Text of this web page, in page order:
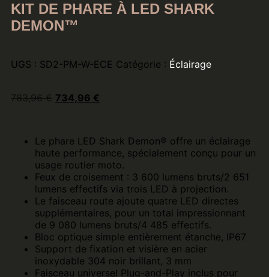
KIT DE PHARE À LED SHARK
DEMON™
UGS : SD2-PM-W-ECE Catégorie : Éclairage
783,96€ 734,96 €
Le phare LED Shark Demon® offre un éclairage
haute performance, spécialement conçu pour un
usage routier moto.
Feux de croisement : 3 600 lumens bruts/2 651
lumens effectifs via trois LED à projection.
Le faisceau route ajoute quatre LED directes
supplémentaires, pour un total impressionnant
de 9 080 lumens bruts/4 485 effectifs.
Bloc optique simple entièrement étanche, IP67
Support de fixation et visière en acier
inoxydable 304 noir brillant, 3 mm
Faisceau universel Plug-and-Play inclus pour